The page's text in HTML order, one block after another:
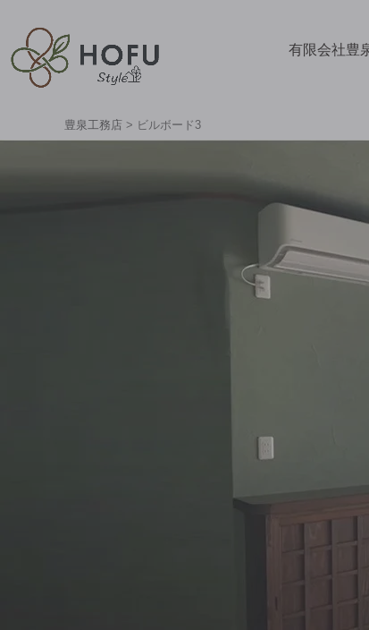
有限会社豊
豊泉工務店 > ビルボード3